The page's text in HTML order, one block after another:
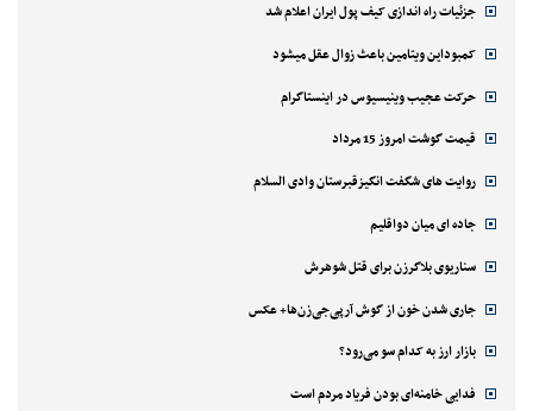
جزئیات راه اندازی کیف پول ایران اعلام شد
کمبوداین ویتامین باعث زوال عقل میشود
حرکت عجیب وینیسیوس در اینستاگرام
قیمت گوشت امروز 15 مرداد
روایت های شگفت انگیزقبرستان وادی السلام
جاده ای میان دواقلیم
سناریوی بلاگرزن برای قتل شوهرش
جاری شدن خون از گوش آرپی‌جی‌زن‌ها+ عکس
بازار ارز به کدام سو می‌رود؟
فدایی خامنه‌ای بودن فریاد مردم است